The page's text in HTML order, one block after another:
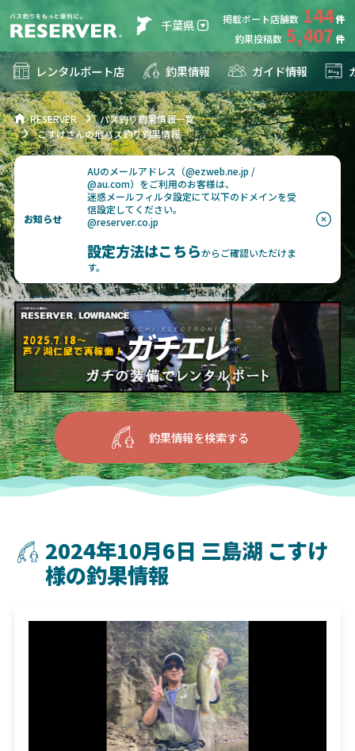
千葉県 掲載ボート店舗数 144
釣果投稿数 5,407
レンタルボート店 釣果情報 ガイド情報
RESERVER
バス釣り釣果情報一覧
こすけさんの地バス釣り釣果情報
お知らせ
AUのメールアドレス（@ezweb.ne.jp /
@au.com）をご利用のお客様は、
迷惑メールフィルタ設定にて以下のドメインを受
信設定してください。
@reserver.co.jp
設定方法はこちらからご確認いただけま
す。
釣果情報を検索する
2024年10月6日 三島湖 こすけ
様の釣果情報